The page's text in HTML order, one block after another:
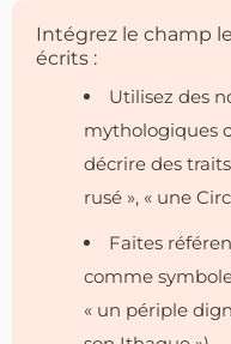
Intégrez le champ
écrits :
Utilisez des
mythologiques
décrire des
rusé », « une
Faites
comme
« un périple